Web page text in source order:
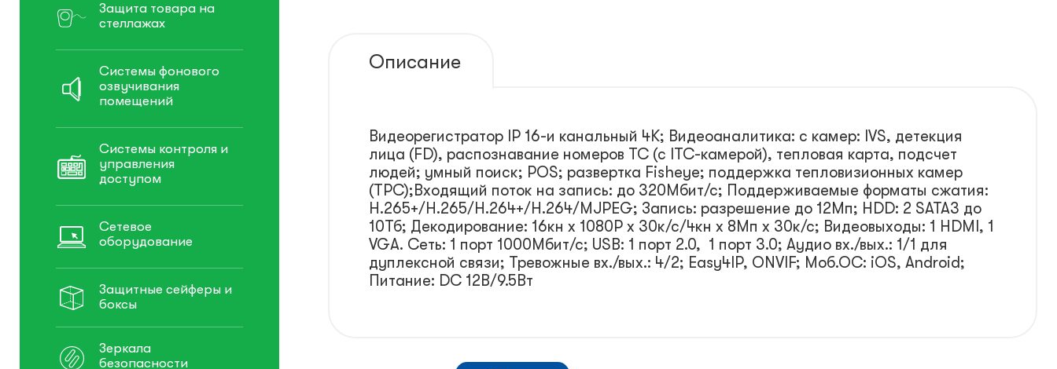
Защита товара на
стеллажах
Системы фонового
озвучивания
помещений
Системы контроля и
управления
доступом
Сетевое
оборудование
Защитные сейферы и
боксы
Зеркала
безопасности
Описание
Видеорегистратор IP 16-и канальный 4K; Видеоаналитика: с камер: IVS, детекция
лица (FD), распознавание номеров ТС (с ITC-камерой), тепловая карта, подсчет
людей; умный поиск; POS; развертка Fisheye; поддержка тепловизионных камер
(TPC);Входящий поток на запись: до 320Мбит/с; Поддерживаемые форматы сжатия:
Н.265+/H.265/H.264+/H.264/MJPEG; Запись: разрешение до 12Мп; HDD: 2 SATA3 до
10Тб; Декодирование: 16кн х 1080Р х 30к/с/4кн х 8Мп х 30к/с; Видеовыходы: 1 HDMI, 1
VGA. Сеть: 1 порт 1000Мбит/с; USB: 1 порт 2.0, 1 порт 3.0; Аудио вх./вых.: 1/1 для
дуплексной связи; Тревожные вх./вых.: 4/2; Easy4IP, ONVIF; Моб.ОС: iOS, Android;
Питание: DC 12В/9.5Вт